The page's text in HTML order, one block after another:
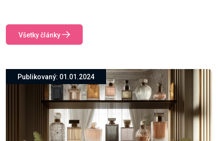
Všetky články
Publikovaný: 01.01.2024